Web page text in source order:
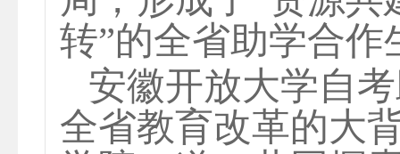
转”的全省助学合作
安徽开放大学自
全省教育改革的大